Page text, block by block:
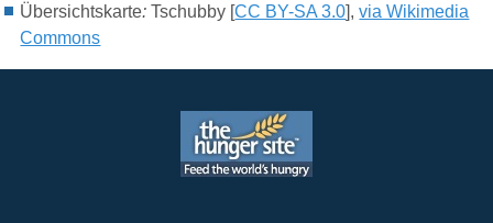
Übersichtskarte:Tschubby [CC BY-SA 3.0],via Wikimedia
Commons